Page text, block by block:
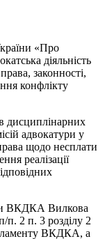
«Про
діяльність
законності,
конфлікту
дисциплінарних
адвокатури у
щодо несплати
реалізації
ВКДКА Вилкова
п. 2 п. 3 розділу 2
ВКДКА, а